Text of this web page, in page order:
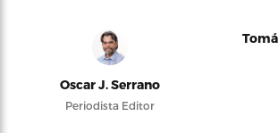
Oscar J. Serrano
Periodista Editor